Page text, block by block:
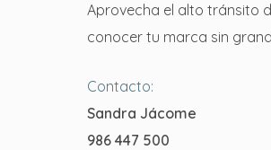
Aprovecha el alto tránsito
conocer tu marca sin
Contacto:
Sandra Jácome
986 447 500